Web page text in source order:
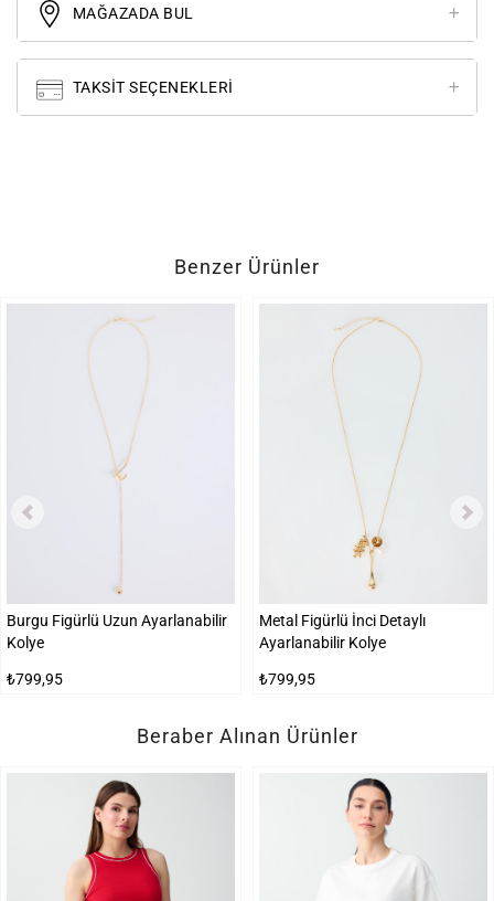
MAĞAZADA BUL
TAKSIT SEÇENEKLERI
Benzer Ürünler
Burgu Figürlü Uzun Ayarlanabilir
Kolye
₺799,95
Metal Figürlü İnci Detaylı
Ayarlanabilir Kolye
₺799,95
Beraber Alınan Ürünler